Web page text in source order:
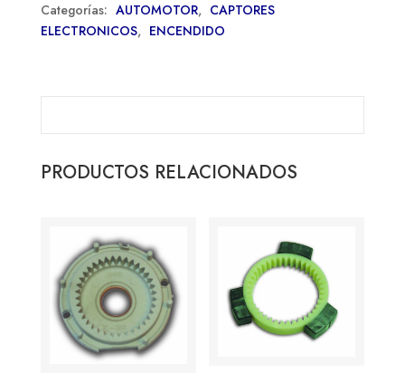
Categorías: AUTOMOTOR, CAPTORES
ELECTRONICOS, ENCENDIDO
PRODUCTOS RELACIONADOS